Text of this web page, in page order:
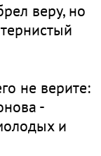
веру, но
не верите:
-
и